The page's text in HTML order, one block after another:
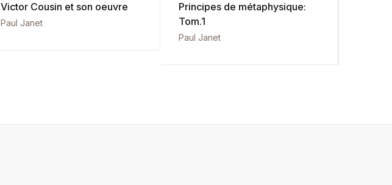
Victor Cousin et son oeuvre
Paul Janet
Principes de métaphysique:
Tom.1
Paul Janet